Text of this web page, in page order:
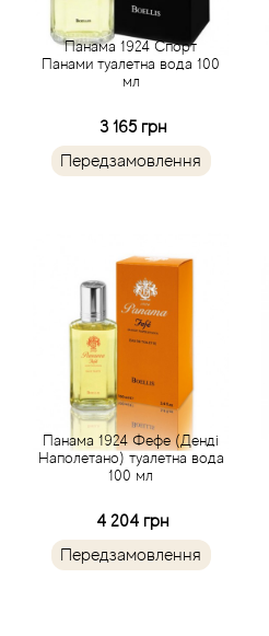
Панама 1924 Спорт
Панами туалетна вода 100
мл
3 165 грн
Передзамовлення
Панама 1924 Фефе (Денді
Наполетано) туалетна вода
100 мл
4 204 грн
Передзамовлення
Acqua di Parma
Acqua di Sardegna
Adidas
Aerin Lauder
Affinessence
Agatha Ruiz de la Prada
Agonist